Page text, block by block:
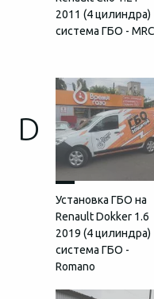
2011 (4 цилиндра)
система ГБО - MRC
D
Установка ГБО на
Renault Dokker 1.6
2019 (4 цилиндра)
система ГБО -
Romano